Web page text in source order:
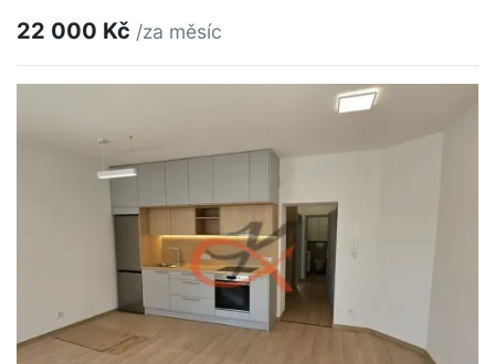
22 000 Kč /za měsíc